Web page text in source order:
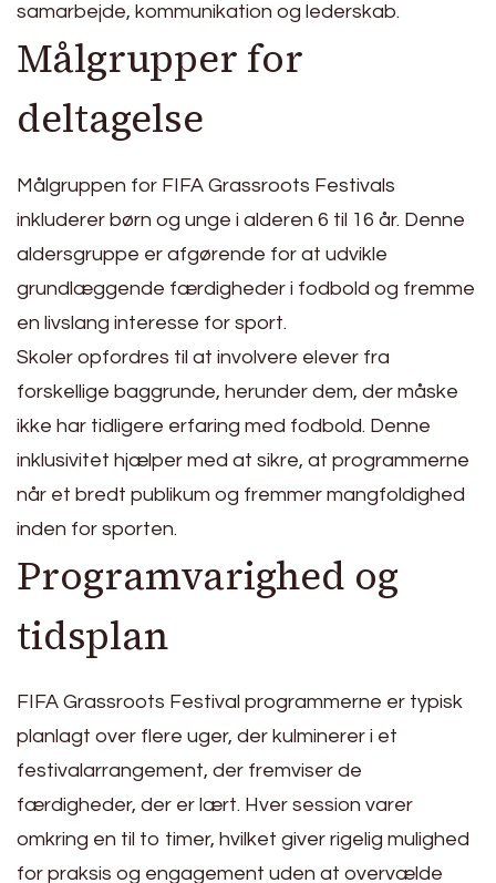
samarbejde, kommunikation og lederskab.
Målgrupper for
deltagelse
Målgruppen for FIFA Grassroots Festivals
inkluderer børn og unge i alderen 6 til 16 år. Denne
aldersgruppe er afgørende for at udvikle
grundlæggende færdigheder i fodbold og fremme
en livslang interesse for sport.
Skoler opfordres til at involvere elever fra
forskellige baggrunde, herunder dem, der måske
ikke har tidligere erfaring med fodbold. Denne
inklusivitet hjælper med at sikre, at programmerne
når et bredt publikum og fremmer mangfoldighed
inden for sporten.
Programvarighed og
tidsplan
FIFA Grassroots Festival programmerne er typisk
planlagt over flere uger, der kulminerer i et
festivalarrangement, der fremviser de
færdigheder, der er lært. Hver session varer
omkring en til to timer, hvilket giver rigelig mulighed
for praksis og engagement uden at overvælde